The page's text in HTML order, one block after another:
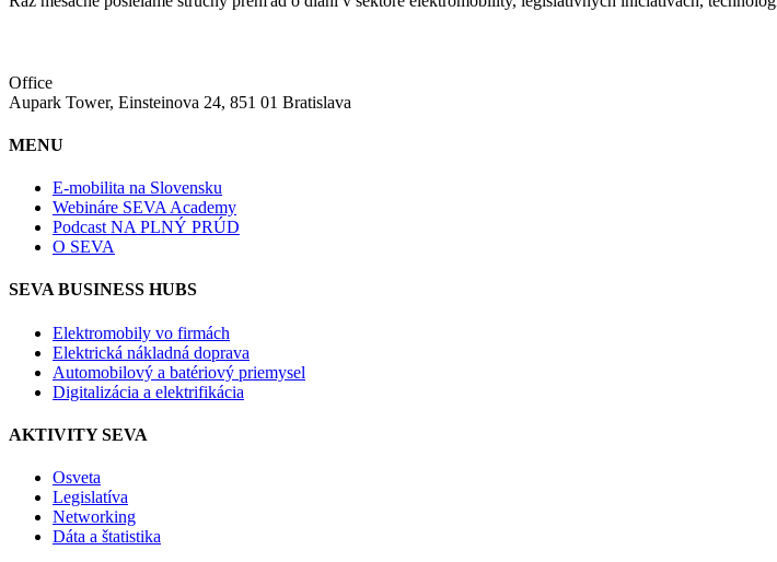
Office
Aupark Tower, Einsteinova 24, 851 01 Bratislava
MENU
E-mobilita na Slovensku
Webináre SEVA Academy
Podcast NA PLNÝ PRÚD
O SEVA
SEVA BUSINESS HUBS
Elektromobily vo firmách
Elektrická nákladná doprava
Automobilový a batériový priemysel
Digitalizácia a elektrifikácia
AKTIVITY SEVA
Osveta
Legislatíva
Networking
Dáta a štatistika